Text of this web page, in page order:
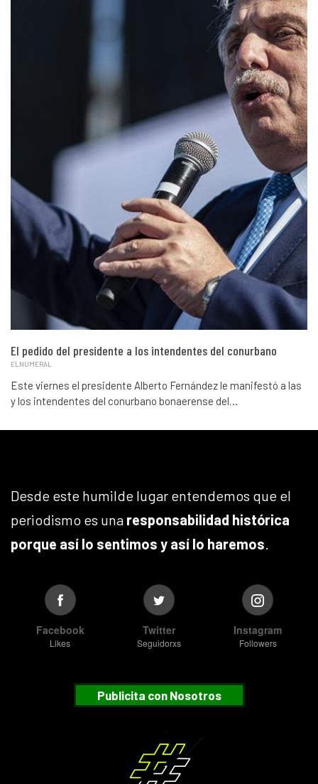
El pedido del presidente a los intendentes del conurbano
ELNUMERAL
Este viernes el presidente Alberto Fernández le manifestó a las
y los intendentes del conurbano bonaerense del…
Desde este humilde lugar entendemos que el
periodismo es una responsabilidad histórica
porque así lo sentimos y así lo haremos.
Facebook
Likes
Twitter
Seguidorxs
Instagram
Followers
Publicita con Nosotros